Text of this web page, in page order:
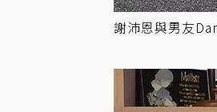
謝沛恩與男友